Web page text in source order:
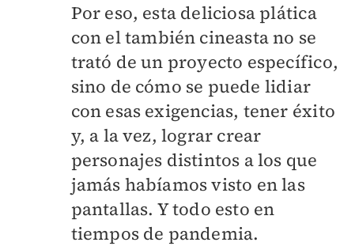
Por eso, esta deliciosa plática
con el también cineasta no se
trató de un proyecto específico,
sino de cómo se puede lidiar
con esas exigencias, tener éxito
y, a la vez, lograr crear
personajes distintos a los que
jamás habíamos visto en las
pantallas. Y todo esto en
tiempos de pandemia.